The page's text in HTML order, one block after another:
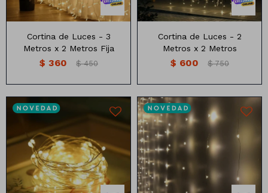
Cortina de Luces - 3
Metros x 2 Metros Fija
$ 360 $ 450
Cortina de Luces - 2
Metros x 2 Metros
$ 600 $ 750
Cortina de luces
3 metros x2 metros